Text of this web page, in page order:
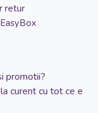
retur
promotii?
curent cu tot ce e